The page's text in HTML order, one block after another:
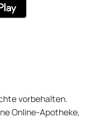
vorbehalten.
Online-Apotheke,